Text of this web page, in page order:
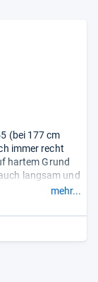
(bei 177 cm
immer recht
hartem Grund
langsam und
gefahrenmehr...